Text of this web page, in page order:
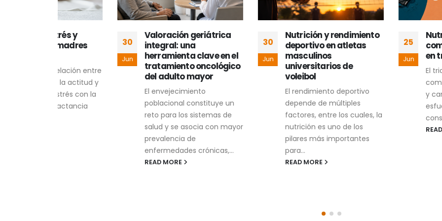
30
Valoración geriátrica
integral: una
herramienta clave en el
tratamiento oncológico
del adulto mayor
El envejecimiento
poblacional constituye un
reto para los sistemas de
salud y se asocia con mayor
enfermedades crónicas,...
Jun
Nutrición y rendimiento
deportivo en atletas
masculinos
universitarios de
El rendimiento deportivo
depende de múltiples
factores, entre los cuales, la
nutrición es uno de los
pilares más importantes
para...
25
Nutrición
composición
en triatletas
El triatlón es un
combina natación,
y carrera, requiere un
esfuerzo físico,
constancia. Los